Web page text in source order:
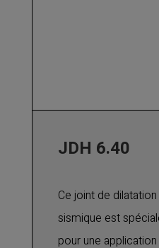
pour tout type de
dilatation pour
JDH 6.40
Ce joint de
sismique est
pour une